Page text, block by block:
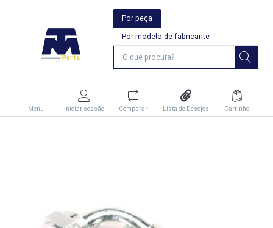
Por peça
Por modelo de fabricante
Menu Iniciar sessão Comparar Lista de Desejos Carrinho